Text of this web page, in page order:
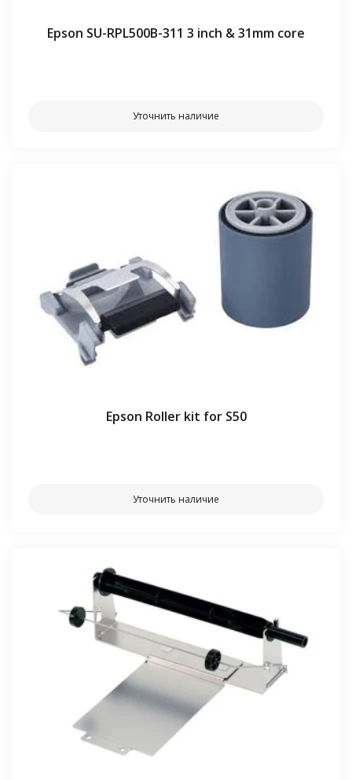
Epson SU-RPL500B-311 3 inch & 31mm core
Уточнить наличие
Epson Roller kit for S50
Уточнить наличие